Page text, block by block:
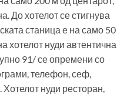
До хотелот се стигнува
станица е на само 50
хотелот нуди автентична
91/ се опремени со
телефон, сеф,
нуди ресторан,